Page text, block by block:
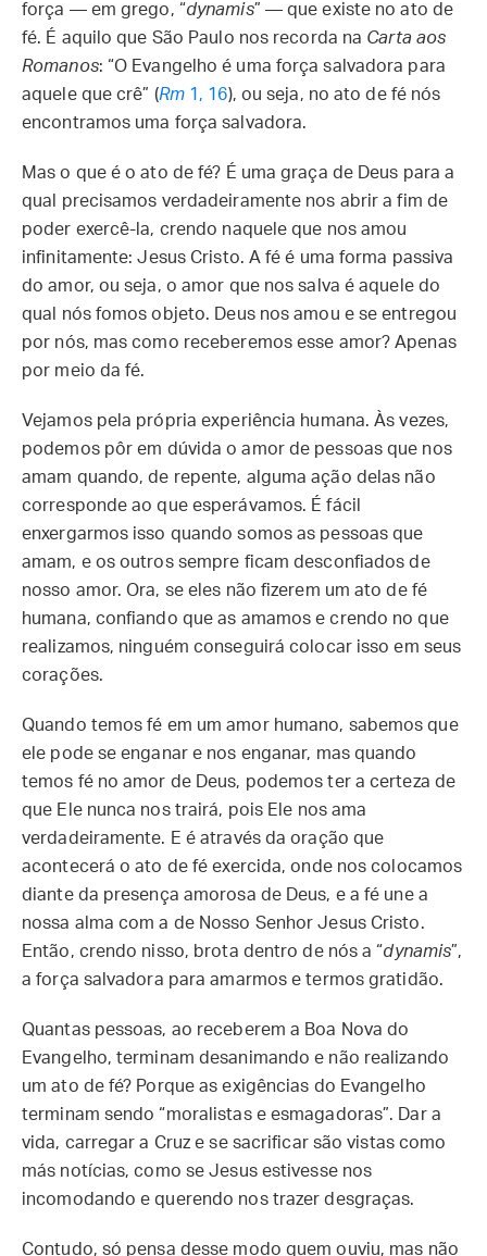
força — em grego, “dynamis” — que existe no ato de
fé. É aquilo que São Paulo nos recorda na Carta aos
Romanos: “O Evangelho é uma força salvadora para
aquele que crê” (Rm1, 16), ou seja, no ato de fé nós
encontramos uma força salvadora.
Mas o que é o ato de fé? É uma graça de Deus para a
qual precisamos verdadeiramente nos abrir a fim de
poder exercê-la, crendo naquele que nos amou
infinitamente: Jesus Cristo. A fé é uma forma passiva
do amor, ou seja, o amor que nos salva é aquele do
qual nós fomos objeto. Deus nos amou e se entregou
por nós, mas como receberemos esse amor? Apenas
por meio da fé.
Vejamos pela própria experiência humana. Às vezes,
podemos pôr em dúvida o amor de pessoas que nos
amam quando, de repente, alguma ação delas não
corresponde ao que esperávamos. É fácil
enxergarmos isso quando somos as pessoas que
amam, e os outros sempre ficam desconfiados de
nosso amor. Ora, se eles não fizerem um ato de fé
humana, confiando que as amamos e crendo no que
realizamos, ninguém conseguirá colocar isso em seus
corações.
Quando temos fé em um amor humano, sabemos que
ele pode se enganar e nos enganar, mas quando
temos fé no amor de Deus, podemos ter a certeza de
que Ele nunca nos trairá, pois Ele nos ama
verdadeiramente. E é através da oração que
acontecerá o ato de fé exercida, onde nos colocamos
diante da presença amorosa de Deus, e a fé une a
nossa alma com a de Nosso Senhor Jesus Cristo.
Então, crendo nisso, brota dentro de nós a “dynamis”,
a força salvadora para amarmos e termos gratidão.
Quantas pessoas, ao receberem a Boa Nova do
Evangelho, terminam desanimando e não realizando
um ato de fé? Porque as exigências do Evangelho
terminam sendo “moralistas e esmagadoras”. Dar a
vida, carregar a Cruz e se sacrificar são vistas como
más notícias, como se Jesus estivesse nos
incomodando e querendo nos trazer desgraças.
Contudo, só pensa desse modo quem ouviu, mas não